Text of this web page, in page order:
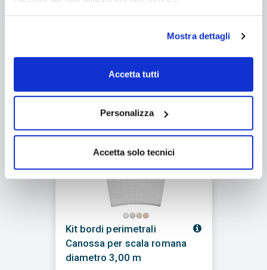
Mostra dettagli
Accetta tutti
Personalizza
Accetta solo tecnici
Kit bordi perimetrali
Canossa per scala romana
diametro 3,00 m